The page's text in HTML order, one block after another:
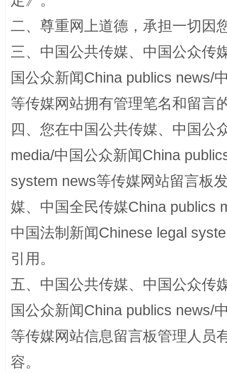
招工难、用工荒背后
网上购药对药下症？
二、尊重网上道德，承担一切因
三、中国公共传媒、中国公众传
国公众新闻China publics news/
等传媒网站拥有管理笔名和留言
四、您在中国公共传媒、中国公
media/中国公众新闻China
system news等传媒网站留言板
媒、中国全民传媒China publics
中国法制新闻Chinese legal
引用。
五、中国公共传媒、中国公众传
国公众新闻China publics news/
等传媒网站信息留言板管理人员
容。